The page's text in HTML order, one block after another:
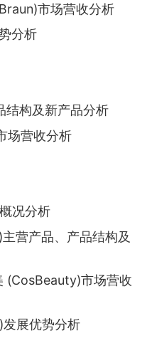
市场营收分析
分析
结构及新产品分析
场营收分析
况分析
营产品、产品结构及
(CosBeauty)市场营收
展优势分析